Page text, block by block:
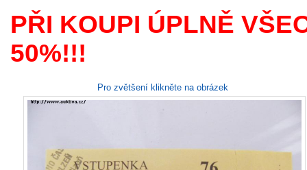
PŘI KOUPI ÚPLNĚ
50%!!!
Pro zvětšení klikněte na obrázek